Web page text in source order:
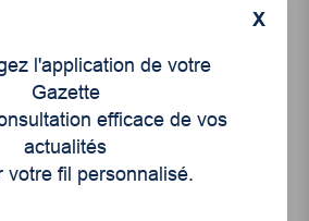
X
l'application de votre
Gazette
efficace de vos
actualités
votre fil personnalisé.